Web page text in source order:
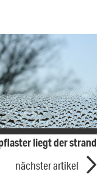
liegt der strand
nächster artikel